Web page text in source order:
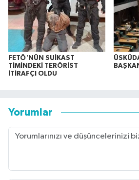
FETÖ'NÜN SUİKAST
TİMİNDEKİ TERÖRİST
İTİRAFÇI OLDU
Yorumlar